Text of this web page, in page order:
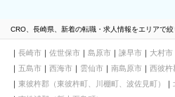
CRO、長崎県、新着の転職・求人情報をエリアで絞
長崎市 佐世保市 島原市 諫早市 大村市
五島市
西海市 雲仙市 南島原市
西彼杵
東彼杵郡（東彼杵町、川棚町、波佐見町）